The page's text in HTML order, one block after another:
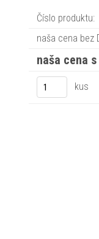
Číslo produktu:
naša cena bez
naša cena s
kus